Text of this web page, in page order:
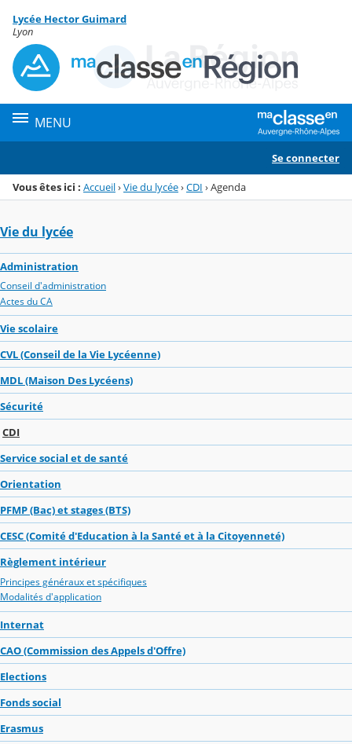
Menu de la rubrique
Contenu
Lycée Hector Guimard
Lyon
MENU
Se connecter
Vous êtes ici : Accueil›Vie du lycée›CDI ›Agenda
Vie du lycée
Administration
Conseil d'administration
Actes du CA
Vie scolaire
CVL (Conseil de la Vie Lycéenne)
MDL (Maison Des Lycéens)
Sécurité
CDI
Service social et de santé
Orientation
PFMP (Bac) et stages (BTS)
CESC (Comité d'Education à la Santé et à la Citoyenneté)
Règlement intérieur
Principes généraux et spécifiques
Modalités d'application
Internat
CAO (Commission des Appels d'Offre)
Elections
Fonds social
Erasmus